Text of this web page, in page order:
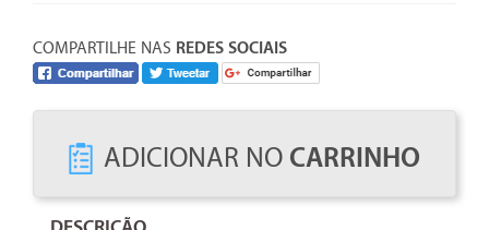
COMPARTILHE NAS REDES SOCIAIS
ADICIONAR NO CARRINHO